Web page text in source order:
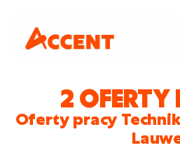
2 OFERTY
Oferty pracy